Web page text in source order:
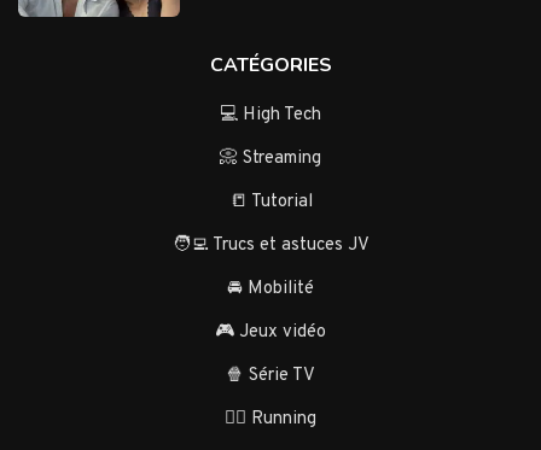
CATÉGORIES
💻 High Tech
📀 Streaming
📒 Tutorial
🧑‍💻 Trucs et astuces JV
🚘 Mobilité
🎮 Jeux vidéo
🍿 Série TV
🏃‍♂️ Running